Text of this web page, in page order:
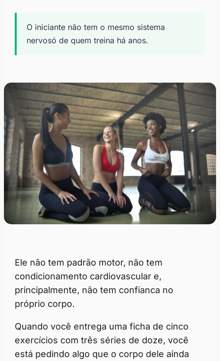
O iniciante não tem o mesmo sistema
nervosó de quem treina há anos.
Ele não tem padrão motor, não tem
condicionamento cardiovascular e,
principalmente, não tem confianca no
próprio corpo.
Quando você entrega uma ficha de cinco
exercícios com três séries de doze, você
está pedindo algo que o corpo dele ainda